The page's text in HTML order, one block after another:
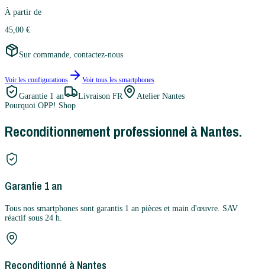
À partir de
45,00 €
Sur commande, contactez-nous
Voir les configurations Voir tous les smartphones
Garantie 1 an Livraison FR
Atelier Nantes
Pourquoi OPP! Shop
Reconditionnement professionnel à Nantes.
Garantie 1 an
Tous nos smartphones sont garantis 1 an pièces et main d'œuvre. SAV
réactif sous 24 h.
Reconditionné à Nantes